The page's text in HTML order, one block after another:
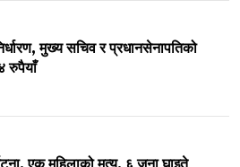
मुख्य सचिव र प्रधानसेनापतिको
रुपैयाँ